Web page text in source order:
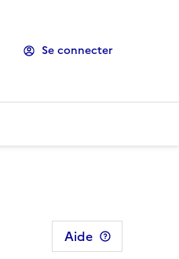
Se connecter
Aide